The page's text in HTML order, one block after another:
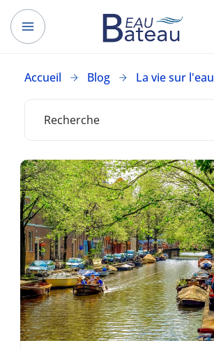
Accueil Blog La vie sur l'eau